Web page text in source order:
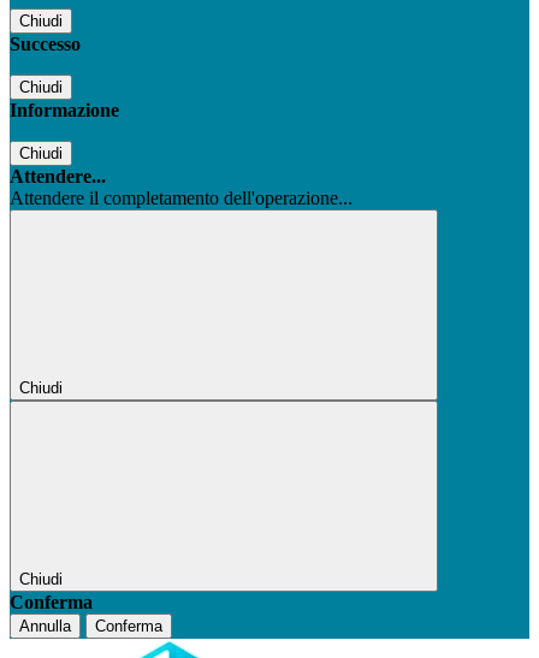
Chiudi
Successo
Chiudi
Informazione
Chiudi
Attendere...
Attendere il completamento dell'operazione...
Chiudi
Chiudi
Conferma
Annulla Conferma